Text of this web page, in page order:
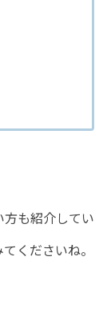
も紹介してい
くださいね。